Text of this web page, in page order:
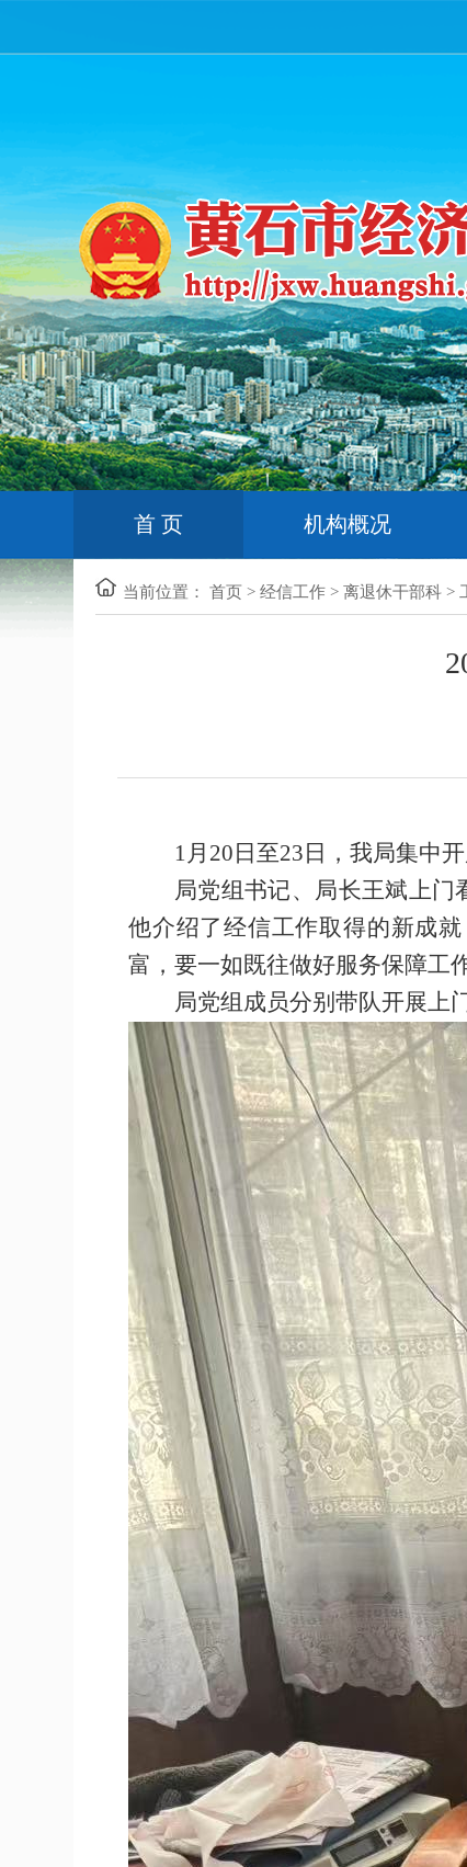
首 页 机构概况
当前位置： 首页 > 经信工作 > 离退休干部科 >
1月20日至23日，我局集中
局党组书记、局长王斌上
他介绍了经信工作取得的新成
富，要一如既往做好服务保障工
局党组成员分别带队开展上